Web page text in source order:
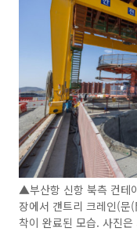
▲부산항 신항 북측 컨테
장에서 갠트리 크레인(
착이 완료된 모습. 사진